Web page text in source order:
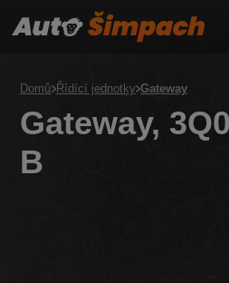
Domů Řídící jednotky Gateway
Gateway,
B